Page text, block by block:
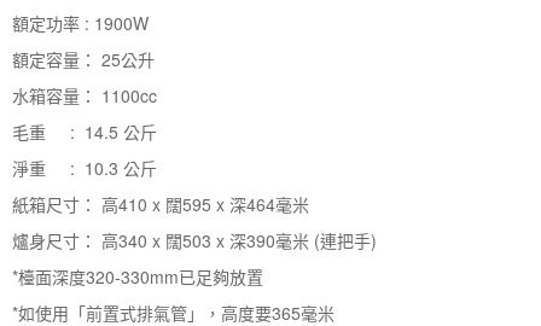
額定功率 : 1900W
額定容量： 25公升
水箱容量： 1100cc
毛重 : 14.5 公斤
淨重 : 10.3 公斤
紙箱尺寸： 高410 x 闊595 x 深464毫米
爐身尺寸： 高340 x 闊503 x 深390毫米 (連把手)
*檯面深度320-330mm已足夠放置
*如使用「前置式排氣管」，高度要365毫米